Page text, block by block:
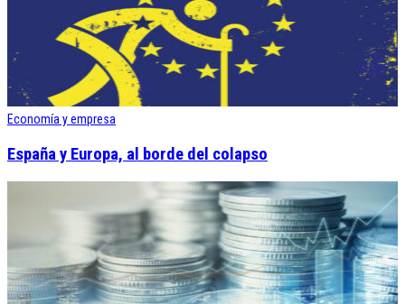
Economía y empresa
España y Europa, al borde del colapso